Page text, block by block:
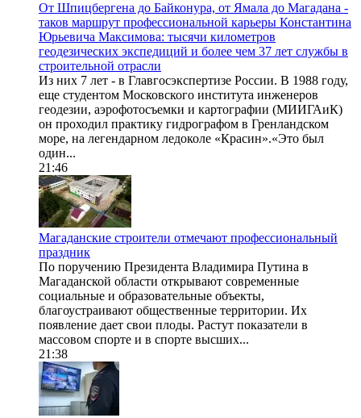
От Шпицбергена до Байконура, от Ямала до Магадана -
таков маршрут профессиональной карьеры Константина
Юрьевича Максимова: тысячи километров
геодезических экспедиций и более чем 37 лет службы в
строительной отрасли
Из них 7 лет - в Главгосэкспертизе России. В 1988 году,
еще студентом Московского института инженеров
геодезии, аэрофотосъемки и картографии (МИИГАиК)
он проходил практику гидрографом в Гренландском
море, на легендарном ледоколе «Красин».«Это был
один...
21:46
Магаданские строители отмечают профессиональный
праздник
По поручению Президента Владимира Путина в
Магаданской области открывают современные
социальные и образовательные объекты,
благоустраивают общественные территории. Их
появление дает свои плоды. Растут показатели в
массовом спорте и в спорте высших...
21:38